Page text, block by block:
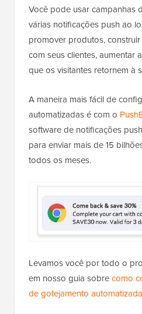
Você pode usar campanhas
várias notificações push ao
promover produtos,
com seus clientes, aumentar
que os visitantes retornem à
A maneira mais fácil de
automatizadas é com o
software de notificações
para enviar mais de 15
todos os meses.
Levamos você por todo o
em nosso guia sobrecomo
de gotejamento